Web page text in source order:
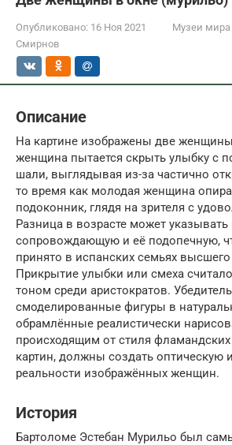
Опубликовано: 16 Ноя 2021 Музеи мира
Смирнов
Описание
На картине изображены две
женщина пытается скрыть улыбку с
шали, выглядывая из-за частично
то время как молодая женщина
подоконник, глядя на зрителя с
Разница в возрасте может указывать
сопровождающую и её подопечную,
принято в испанских семьях
Прикрытие улыбки или смеха
тоном среди аристократов.
смоделированные фигуры в
обрамлённые реалистически
происходящим от стиля
картин, должны создать оптическую
реальности изображённых женщин.
История
Бартоломе Эстебан Мурильо был